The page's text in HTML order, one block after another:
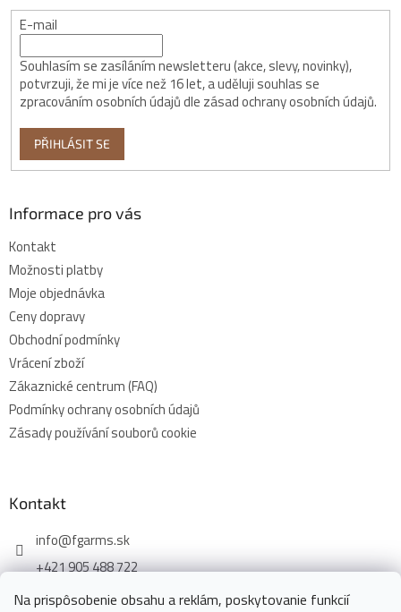
Na prispôsobenie obsahu a reklám, poskytovanie funkcií
E-mail
Souhlasím se zasíláním newsletteru (akce, slevy, novinky),
potvrzuji, že mi je více než 16 let, a uděluji souhlas se
zpracováním osobních údajů dle zásad ochrany osobních údajů.
PŘIHLÁSIT SE
Informace pro vás
Kontakt
Možnosti platby
Moje objednávka
Ceny dopravy
Obchodní podmínky
Vrácení zboží
Zákaznické centrum (FAQ)
Podmínky ochrany osobních údajů
Zásady používání souborů cookie
Kontakt
info@fgarms.sk
+421 905 488 722